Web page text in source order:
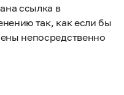
ссылка в
так, как если бы
непосредственно